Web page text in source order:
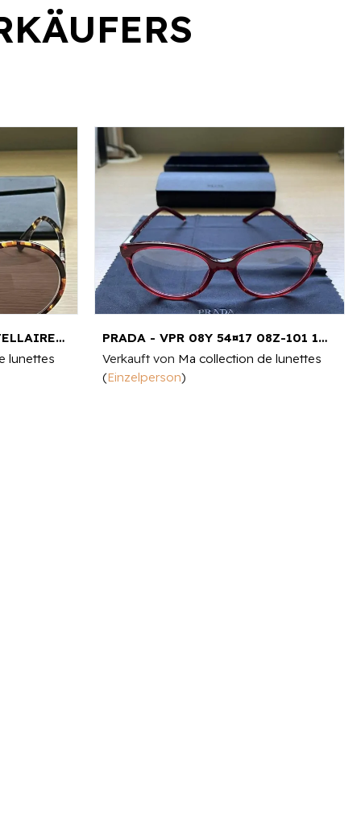
CHRISTIAN DIOR - SO STELLAIRE 2
lunettes
PRADA - VPR 08Y 54¤17 08Z-101 140
Verkauft von Ma collection de lunettes
(Einzelperson)